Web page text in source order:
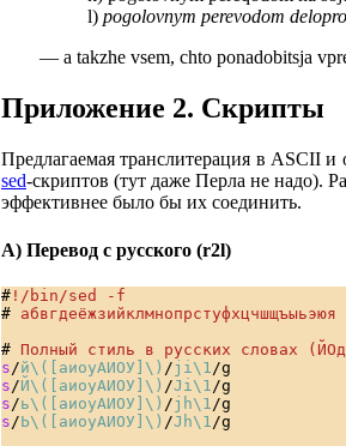
l) pogolovnym perevodom
— a takzhe vsem, chto ponadobitsja
Приложение 2. Скрипты
Предлагаемая транслитерация в ASCII и
sed-скриптов (тут даже Перла не надо).
эффективнее было бы их соединить.
А) Перевод с русского (r2l)
# !/bin/sed -f
# абвгдеёжзийклмнопрстуфхцчшщъыьэюя
# Полный стиль в русских словах
s /й\([аиоуАИОУ]\) /ji\1
s /Й\([аиоуАИОУ]\) /Ji\1
s /ь\([аиоуАИОУ]\) /jh\1
s /Ь\([аиоуАИОУ]\) /Jh\1 /g